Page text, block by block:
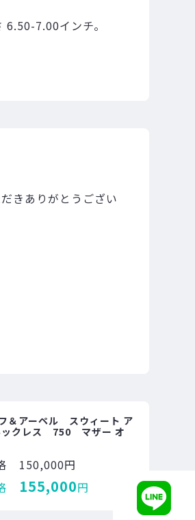
7.00インチ。
きありがとうござい
＆アーペル スウィート ア
ックレス 750 マザー オ
150,000円
155,000円